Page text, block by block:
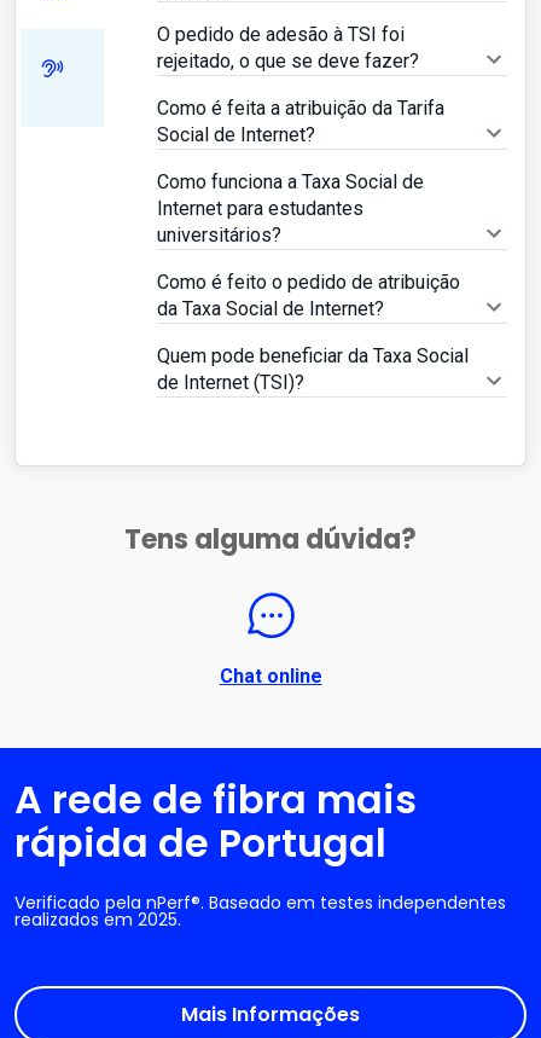
O pedido de adesão à TSI foi
rejeitado, o que se deve fazer?
Como é feita a atribuição da Tarifa
Social de Internet?
Como funciona a Taxa Social de
Internet para estudantes
universitários?
Como é feito o pedido de atribuição
da Taxa Social de Internet?
Quem pode beneficiar da Taxa Social
de Internet (TSI)?
Tens alguma dúvida?
Chat online
A rede de fibra mais
rápida de Portugal
Verificado pela nPerf®. Baseado em testes independentes
realizados em 2025.
Mais Informações